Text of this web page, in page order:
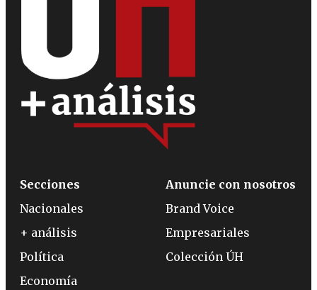
Secciones
Nacionales
+ análisis
Política
Economía
Anuncie con nosotros
Brand Voice
Empresariales
Colección ÚH